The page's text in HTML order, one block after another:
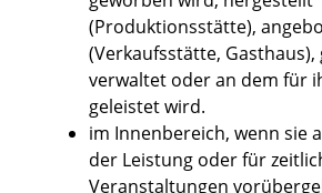
(Produktionsstätte),
(Verkaufsstätte, Gasthaus),
verwaltet oder an dem für
geleistet wird.
im Innenbereich, wenn sie
der Leistung oder für
Veranstaltungen